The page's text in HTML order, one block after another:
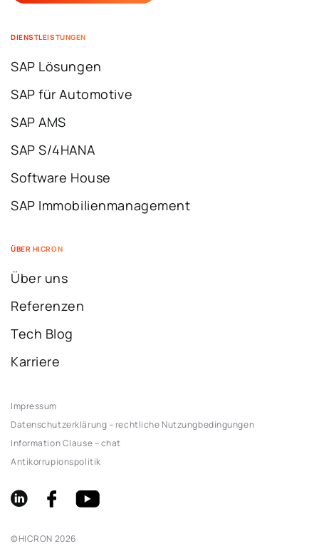
DIENSTLEISTUNGEN
SAP Lösungen
SAP für Automotive
SAP AMS
SAP S/4HANA
Software House
SAP Immobilienmanagement
ÜBER HICRON
Über uns
Referenzen
Tech Blog
Karriere
©HICRON 2026
Impressum
Datenschutzerklärung – rechtliche Nutzungbedingungen
Information Clause – chat
Antikorrupionspolitik